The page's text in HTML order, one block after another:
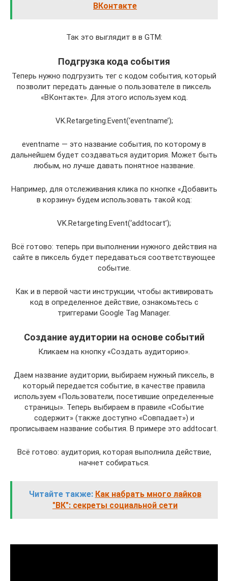
ВКонтакте
Так это выглядит в в GTM:
Подгрузка кода события
Теперь нужно подгрузить тег с кодом события, который
позволит передать данные о пользователе в пиксель
«ВКонтакте». Для этого используем код.
VK.Retargeting.Event(‘eventname’);
eventname — это название события, по которому в
дальнейшем будет создаваться аудитория. Может быть
любым, но лучше давать понятное название.
Например, для отслеживания клика по кнопке «Добавить
в корзину» будем использовать такой код:
VK.Retargeting.Event(‘addtocart’);
Всё готово: теперь при выполнении нужного действия на
сайте в пиксель будет передаваться соответствующее
событие.
Как и в первой части инструкции, чтобы активировать
код в определенное действие, ознакомьтесь с
триггерами Google Tag Manager.
Создание аудитории на основе событий
Кликаем на кнопку «Создать аудиторию».
Даем название аудитории, выбираем нужный пиксель, в
который передается событие, в качестве правила
используем «Пользователи, посетившие определенные
страницы». Теперь выбираем в правиле «Событие
содержит» (также доступно «Совпадает») и
прописываем название события. В примере это addtocart.
Всё готово: аудитория, которая выполнила действие,
начнет собираться.
Читайте также: Как набрать много лайков
"ВК": секреты социальной сети